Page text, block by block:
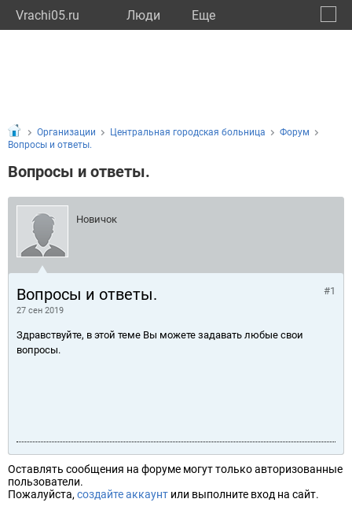
Vrachi05.ru Люди Eще
Организации Центральная городская больница
Форум
Вопросы и ответы.
Вопросы и ответы.
Новичок
Вопросы и ответы.
27 сен 2019
#1
Здравствуйте, в этой теме Вы можете задавать любые свои
вопросы.
Оставлять сообщения на форуме могут только авторизованные
пользователи.
Пожалуйста, создайте аккаунт или выполните вход на сайт.